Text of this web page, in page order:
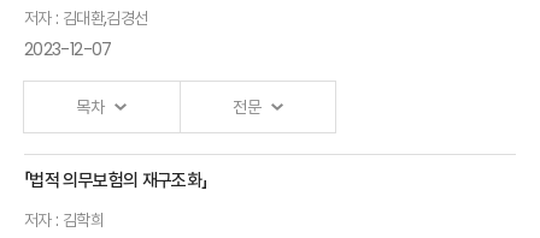
금융회사임직원을
발표자 : 노건엽
저자 : 김대환,김경선
2023-12-07
목차 전문
국민건강보험
「법적 의무보험의 재구조화」
저자 : 김학희